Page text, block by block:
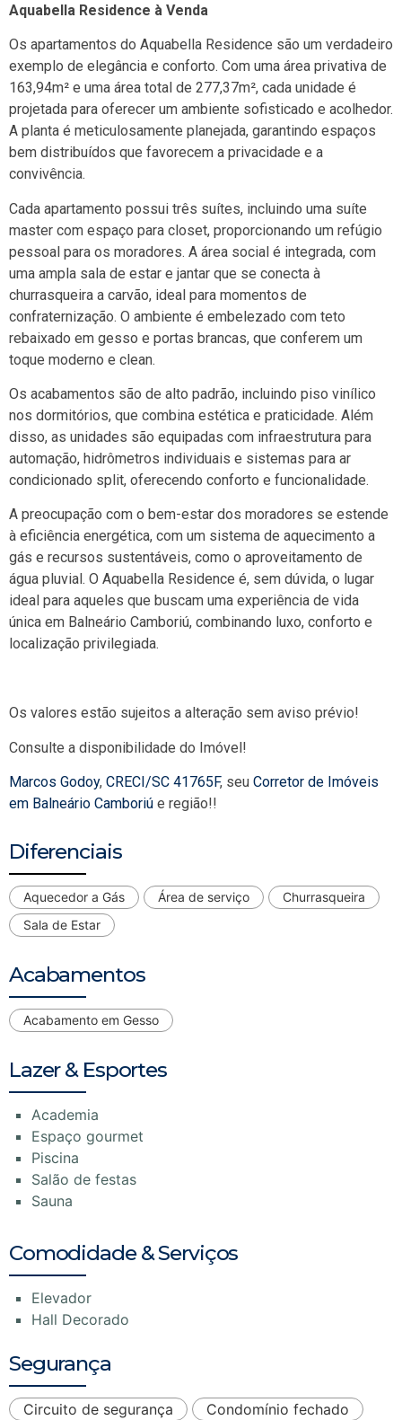
Aquabella Residence à Venda
Os apartamentos do Aquabella Residence são um verdadeiro
exemplo de elegância e conforto. Com uma área privativa de
163,94m² e uma área total de 277,37m², cada unidade é
projetada para oferecer um ambiente sofisticado e acolhedor.
A planta é meticulosamente planejada, garantindo espaços
bem distribuídos que favorecem a privacidade e a
convivência.
Cada apartamento possui três suítes, incluindo uma suíte
master com espaço para closet, proporcionando um refúgio
pessoal para os moradores. A área social é integrada, com
uma ampla sala de estar e jantar que se conecta à
churrasqueira a carvão, ideal para momentos de
confraternização. O ambiente é embelezado com teto
rebaixado em gesso e portas brancas, que conferem um
toque moderno e clean.
Os acabamentos são de alto padrão, incluindo piso vinílico
nos dormitórios, que combina estética e praticidade. Além
disso, as unidades são equipadas com infraestrutura para
automação, hidrômetros individuais e sistemas para ar
condicionado split, oferecendo conforto e funcionalidade.
A preocupação com o bem-estar dos moradores se estende
à eficiência energética, com um sistema de aquecimento a
gás e recursos sustentáveis, como o aproveitamento de
água pluvial. O Aquabella Residence é, sem dúvida, o lugar
ideal para aqueles que buscam uma experiência de vida
única em Balneário Camboriú, combinando luxo, conforto e
localização privilegiada.
Os valores estão sujeitos a alteração sem aviso prévio!
Consulte a disponibilidade do Imóvel!
Marcos Godoy, CRECI/SC 41765F, seu Corretor de Imóveis
em Balneário Camboriú e região!!
Diferenciais
Aquecedor a Gás Área de serviço
Churrasqueira
Sala de Estar
Acabamentos
Acabamento em Gesso
Lazer & Esportes
Academia
Espaço gourmet
Piscina
Salão de festas
Sauna
Comodidade & Serviços
Elevador
Hall Decorado
Segurança
Circuito de segurança
Condomínio fechado